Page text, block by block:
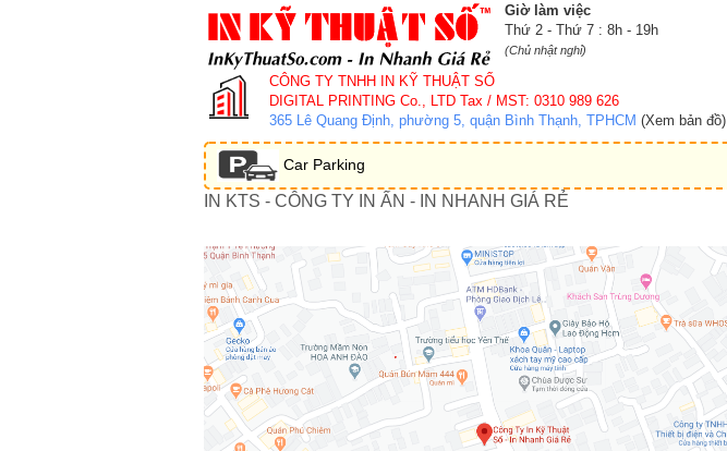
Giờ làm việc
Thứ 2 - Thứ 7 : 8h - 19h
(Chủ nhật nghỉ)
CÔNG TY TNHH IN KỸ THUẬT SỐ
DIGITAL PRINTING Co., LTD Tax / MST: 0310 989 626
365 Lê Quang Định, phường 5, quận Bình Thạnh, TPHCM (Xem bản đồ)
Car Parking
IN KTS - CÔNG TY IN ẤN - IN NHANH GIÁ RẺ